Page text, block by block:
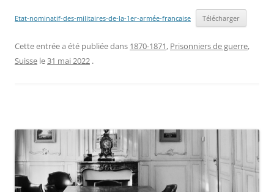
Etat-nominatif-des-militaires-de-la-1er-armée-francaise Télécharger
Cette entrée a été publiée dans 1870-1871, Prisonniers de guerre,
Suisse le31 mai 2022 .